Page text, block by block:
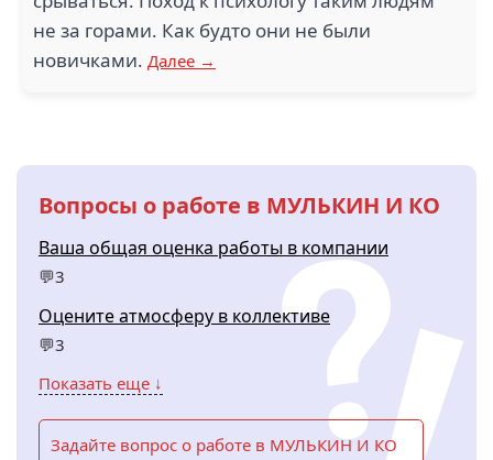
не за горами. Как будто они не были
новичками. Далее →
Вопросы о работе в МУЛЬКИН И КО
Ваша общая оценка работы в компании
💬3
Оцените атмосферу в коллективе
💬3
Показать еще ↓
Задайте вопрос о работе в МУЛЬКИН И КО